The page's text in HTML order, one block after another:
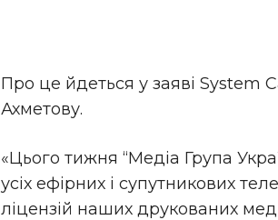
Про це йдеться у заяві System
Ахметову.
«Цього тижня “Медіа Група
усіх ефірних і супутникових
ліцензій наших друкованих